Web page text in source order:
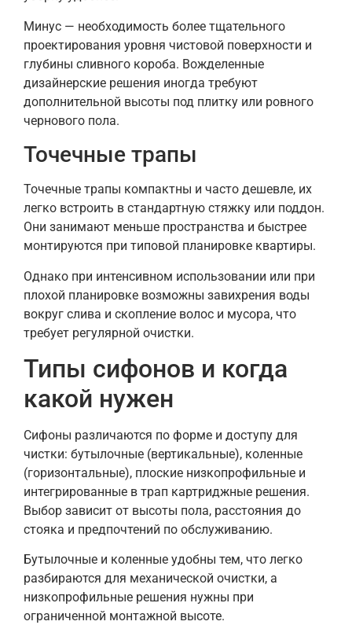
Минус — необходимость более тщательного
проектирования уровня чистовой поверхности и
глубины сливного короба. Вожделенные
дизайнерские решения иногда требуют
дополнительной высоты под плитку или ровного
чернового пола.
Точечные трапы
Точечные трапы компактны и часто дешевле, их
легко встроить в стандартную стяжку или поддон.
Они занимают меньше пространства и быстрее
монтируются при типовой планировке квартиры.
Однако при интенсивном использовании или при
плохой планировке возможны завихрения воды
вокруг слива и скопление волос и мусора, что
требует регулярной очистки.
Типы сифонoв и когда
какой нужен
Сифоны различаются по форме и доступу для
чистки: бутылочные (вертикальные), коленные
(горизонтальные), плоские низкопрофильные и
интегрированные в трап картриджные решения.
Выбор зависит от высоты пола, расстояния до
стояка и предпочтений по обслуживанию.
Бутылочные и коленные удобны тем, что легко
разбираются для механической очистки, а
низкопрофильные решения нужны при
ограниченной монтажной высоте.